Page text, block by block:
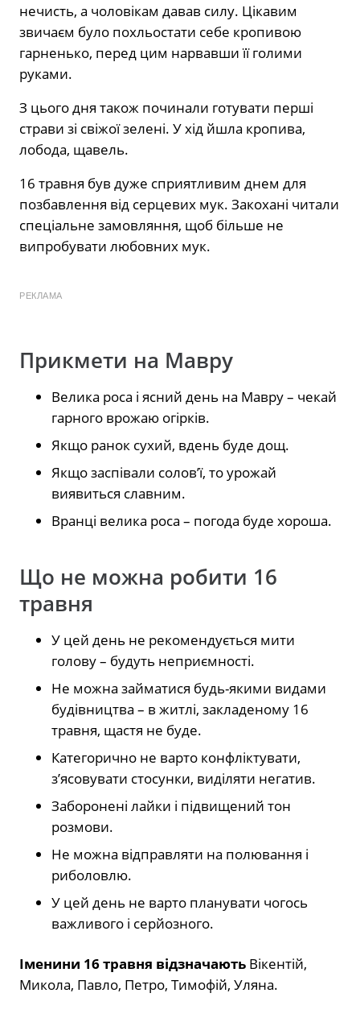
нечисть, а чоловікам давав силу. Цікавим
звичаєм було похльостати себе кропивою
гарненько, перед цим нарвавши її голими
руками.
З цього дня також починали готувати перші
страви зі свіжої зелені. У хід йшла кропива,
лобода, щавель.
16 травня був дуже сприятливим днем для
позбавлення від серцевих мук. Закохані читали
спеціальне замовляння, щоб більше не
випробувати любовних мук.
РЕКЛАМА
Прикмети на Мавру
Велика роса і ясний день на Мавру – чекай
гарного врожаю огірків.
Якщо ранок сухий, вдень буде дощ.
Якщо заспівали солов’ї, то урожай
виявиться славним.
Вранці велика роса – погода буде хороша.
Що не можна робити 16
травня
У цей день не рекомендується мити
голову – будуть неприємності.
Не можна займатися будь-якими видами
будівництва – в житлі, закладеному 16
травня, щастя не буде.
Категорично не варто конфліктувати,
з’ясовувати стосунки, виділяти негатив.
Заборонені лайки і підвищений тон
розмови.
Не можна відправляти на полювання і
риболовлю.
У цей день не варто планувати чогось
важливого і серйозного.
Іменини 16 травня відзначають Вікентій,
Микола, Павло, Петро, Тимофій, Уляна.